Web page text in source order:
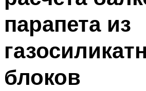
парапета из
блоков